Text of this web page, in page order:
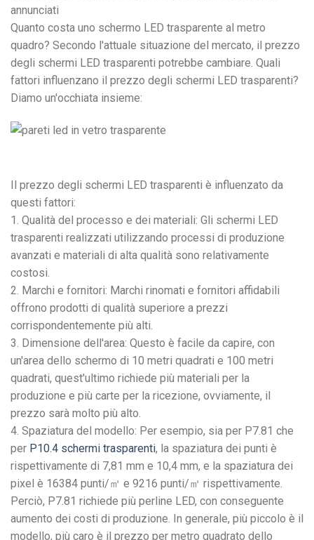
annunciati
Quanto costa uno schermo LED trasparente al metro
quadro? Secondo l'attuale situazione del mercato, il prezzo
degli schermi LED trasparenti potrebbe cambiare. Quali
fattori influenzano il prezzo degli schermi LED trasparenti?
Diamo un'occhiata insieme:
Il prezzo degli schermi LED trasparenti è influenzato da
questi fattori:
1. Qualità del processo e dei materiali: Gli schermi LED
trasparenti realizzati utilizzando processi di produzione
avanzati e materiali di alta qualità sono relativamente
costosi.
2. Marchi e fornitori: Marchi rinomati e fornitori affidabili
offrono prodotti di qualità superiore a prezzi
corrispondentemente più alti.
3. Dimensione dell'area: Questo è facile da capire, con
un'area dello schermo di 10 metri quadrati e 100 metri
quadrati, quest'ultimo richiede più materiali per la
produzione e più carte per la ricezione, ovviamente, il
prezzo sarà molto più alto.
4. Spaziatura del modello: Per esempio, sia per P7.81 che
per P10.4 schermi trasparenti, la spaziatura dei punti è
rispettivamente di 7,81 mm e 10,4 mm, e la spaziatura dei
pixel è 16384 punti/㎡ e 9216 punti/㎡ rispettivamente.
Perciò, P7.81 richiede più perline LED, con conseguente
aumento dei costi di produzione. In generale, più piccolo è il
modello, più caro è il prezzo per metro quadrato dello